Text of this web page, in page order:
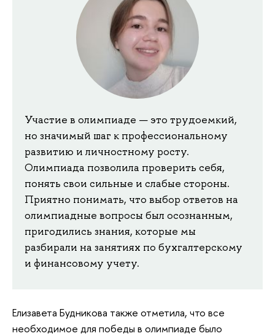
Участие в олимпиаде — это трудоемкий,
но значимый шаг к профессиональному
развитию и личностному росту.
Олимпиада позволила проверить себя,
понять свои сильные и слабые стороны.
Приятно понимать, что выбор ответов на
олимпиадные вопросы был осознанным,
пригодились знания, которые мы
разбирали на занятиях по бухгалтерскому
и финансовому учету.
Елизавета Будникова также отметила, что все
необходимое для победы в олимпиаде было